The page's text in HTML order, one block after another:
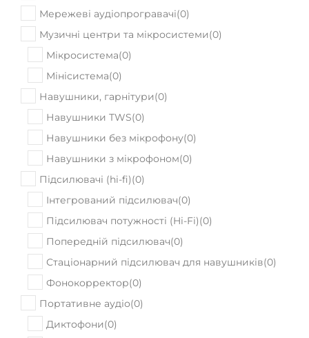
Мережеві аудіопрогравачі(0)
Музичні центри та мікросистеми(0)
Мікросистема(0)
Мінісистема(0)
Навушники, гарнітури(0)
Навушники TWS(0)
Навушники без мікрофону(0)
Навушники з мікрофоном(0)
Підсилювачі (hi-fi)(0)
Інтегрований підсилювач(0)
Підсилювач потужності (Hi-Fi)(0)
Попередній підсилювач(0)
Стаціонарний підсилювач для навушників(0)
Фонокорректор(0)
Портативне аудіо(0)
Диктофони(0)